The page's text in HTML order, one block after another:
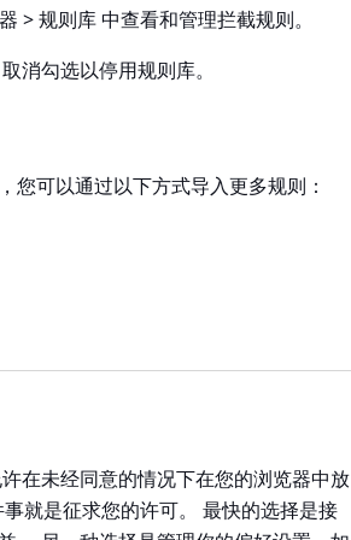
> 规则库中查看和管理拦截规则。
消勾选以停用规则库。
您可以通过以下方式导入更多规则：
在未经同意的情况下在您的浏览器中放
就是征求您的许可。 最快的选择是接